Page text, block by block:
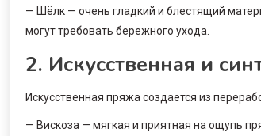
— Шёлк — очень гладкий и блестящий
могут требовать бережного ухода.
2. Искусственная и
Искусственная пряжа создается из
— Вискоза — мягкая и приятная на ощупь